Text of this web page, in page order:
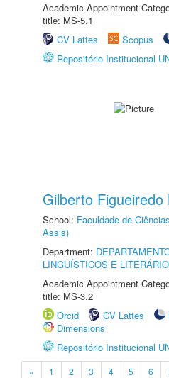
Academic Appointment
title: MS-5.1
CV Lattes
Scopus
Repositório Institucional
Gilberto
School: Faculdade de
Assis)
Department:
LINGUÍSTICOS E
Academic Appointment
title: MS-3.2
Orcid
CV Lattes
Dimensions
Repositório Institucional
« 1 2 3 4 5 6